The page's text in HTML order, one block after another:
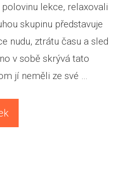
lekce, relaxovali
skupinu představuje
nudu, ztrátu času a sled
v sobě skrývá tato
jí neměli ze své …